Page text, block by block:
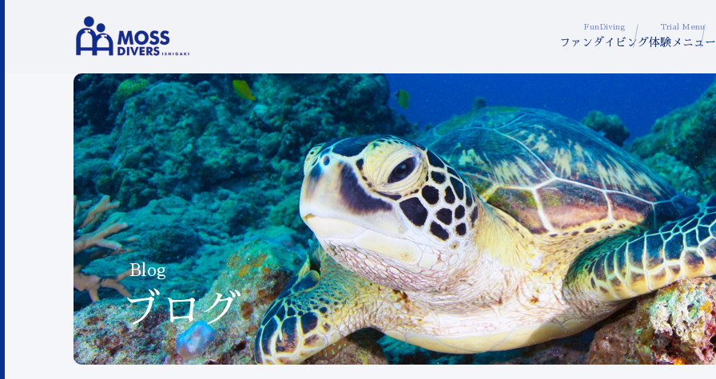
FunDiving
ファンダイビング
Trial Menu
体験メニュー
Blog
ブログ